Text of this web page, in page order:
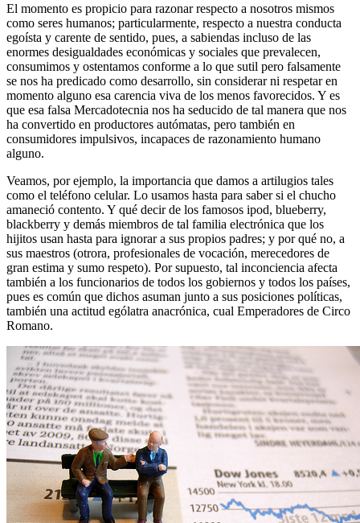
El momento es propicio para razonar respecto a nosotros mismos
como seres humanos; particularmente, respecto a nuestra conducta
egoísta y carente de sentido, pues, a sabiendas incluso de las
enormes desigualdades económicas y sociales que prevalecen,
consumimos y ostentamos conforme a lo que sutil pero falsamente
se nos ha predicado como desarrollo, sin considerar ni respetar en
momento alguno esa carencia viva de los menos favorecidos. Y es
que esa falsa Mercadotecnia nos ha seducido de tal manera que nos
ha convertido en productores autómatas, pero también en
consumidores impulsivos, incapaces de razonamiento humano
alguno.
Veamos, por ejemplo, la importancia que damos a artilugios tales
como el teléfono celular. Lo usamos hasta para saber si el chucho
amaneció contento. Y qué decir de los famosos ipod, blueberry,
blackberry y demás miembros de tal familia electrónica que los
hijitos usan hasta para ignorar a sus propios padres; y por qué no, a
sus maestros (otrora, profesionales de vocación, merecedores de
gran estima y sumo respeto). Por supuesto, tal inconciencia afecta
también a los funcionarios de todos los gobiernos y todos los países,
pues es común que dichos asuman junto a sus posiciones políticas,
también una actitud ególatra anacrónica, cual Emperadores de Circo
Romano.